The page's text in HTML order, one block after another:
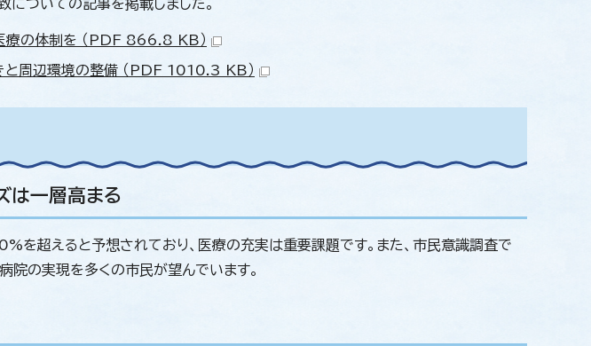
ついての記事を掲載しました。
療の体制を （PDF 866.8 KB）
と周辺環境の整備 （PDF 1010.3 KB）
は一層高まる
超えると予想されており、医療の充実は重要課題です。また、市民意識調査で
院の実現を多くの市民が望んでいます。